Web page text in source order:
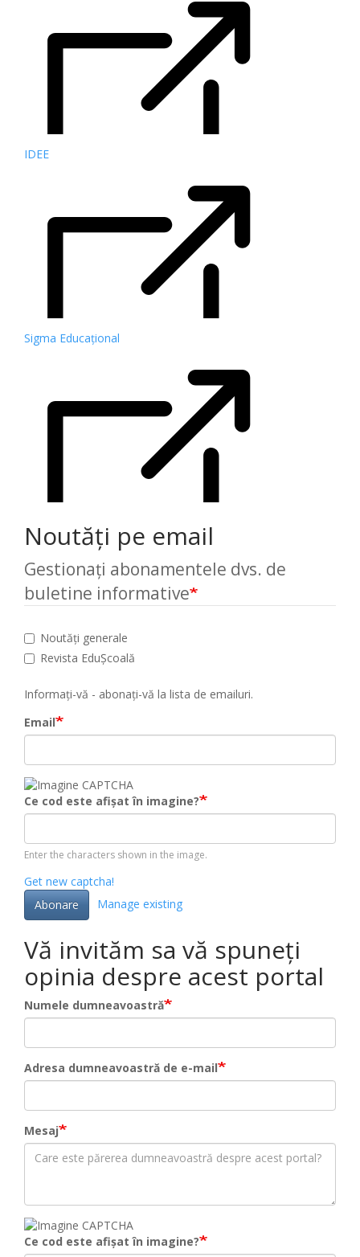
IDEE
Sigma Educațional
Noutăți pe email
Gestionați abonamentele dvs. de
buletine informative
Noutăți generale
Revista EduȘcoală
Informați-vă - abonați-vă la lista de emailuri.
Email
Ce cod este afișat în imagine?
Enter the characters shown in the image.
Get new captcha!
Abonare
Manage existing
Vă invităm sa vă spuneți
opinia despre acest portal
Numele dumneavoastră
Adresa dumneavoastră de e-mail
Mesaj
Ce cod este afișat în imagine?